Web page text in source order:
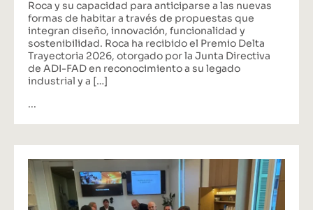
Roca y su capacidad para anticiparse a las nuevas
formas de habitar a través de propuestas que
integran diseño, innovación, funcionalidad y
sostenibilidad. Roca ha recibido el Premio Delta
Trayectoria 2026, otorgado por la Junta Directiva
de ADI-FAD en reconocimiento a su legado
industrial y a […]
...